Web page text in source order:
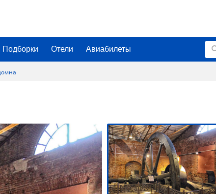
Подборки Отели Авиабилеты